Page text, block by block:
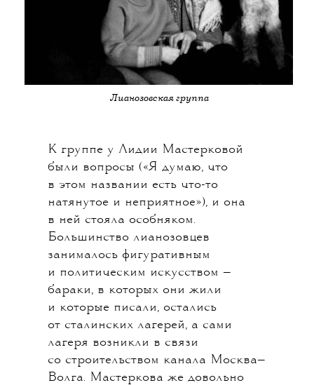
Лианозовская группа
К группе у Лидии Мастерковой
были вопросы («Я думаю, что
в этом названии есть что-то
натянутое и неприятное»), и она
в ней стояла особняком.
Большинство лианозовцев
занималось фигуративным
и политическим искусством —
бараки, в которых они жили
и которые писали, остались
от сталинских лагерей, а сами
лагеря возникли в связи
со строительством канала Москва—
Волга. Мастеркова же довольно